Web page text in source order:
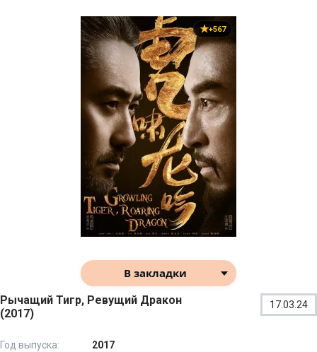
+567
В закладки
Рычащий Тигр, Ревущий Дракон
(2017)
17.03.24
Год выпуска:
2017